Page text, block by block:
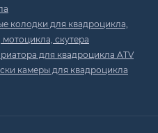
колодки для квадроцикла,
мотоцикла, скутера
для квадроцикла ATV
камеры для квадроцикла